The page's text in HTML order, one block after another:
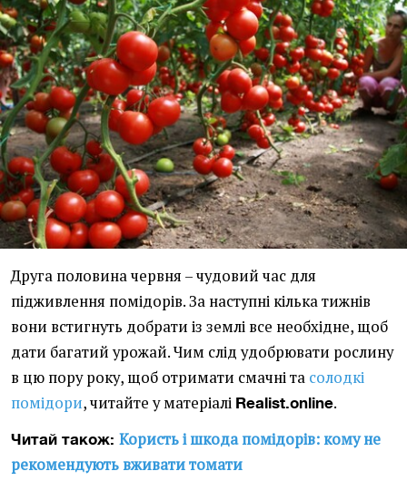
Друга половина червня – чудовий час для
підживлення помідорів. За наступні кілька тижнів
вони встигнуть добрати із землі все необхідне, щоб
дати багатий урожай. Чим слід удобрювати рослину
в цю пору року, щоб отримати смачні та солодкі
помідори, читайте у матеріалі Realist.online.
Читай також: Користь і шкода помідорів: кому не
рекомендують вживати томати